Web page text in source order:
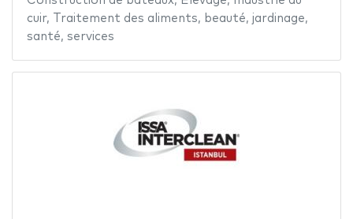
cuir, Traitement des aliments, beauté, jardinage,
santé, services